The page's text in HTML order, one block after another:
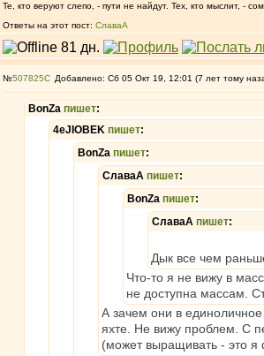
Те, кто веруют слепо, - пути не найдут. Тех, кто мыслит, -
Ответы на этот пост: СлаваА
№507825 Добавлено: Сб 05 Окт 19, 12:01 (7 лет тому
BonZa пишет:
4eJIOBEK пишет:
BonZa пишет:
СлаваА пишет:
BonZa пишет:
СлаваА пишет:
Дык все чем
Что-то я не вижу в
не доступна массам.
А зачем они в
яхте. Не вижу проблем. С
(может выращивать - это я